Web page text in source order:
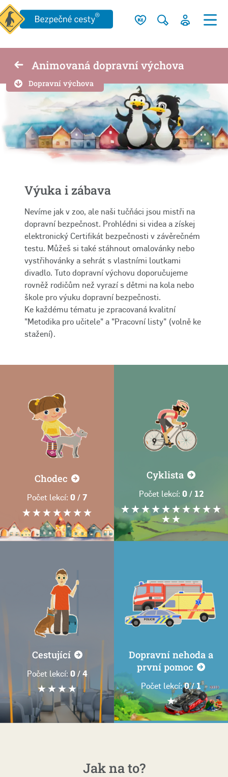
Animovaná dopravní výchova
Dopravní výchova
Výuka i zábava
Nevíme jak v zoo, ale naši tučňáci jsou mistři na
dopravní bezpečnost. Prohlédni si videa a získej
elektronický Certifikát bezpečnosti v závěrečném
testu. Můžeš si také stáhnout omalovánky nebo
vystřihovánky a sehrát s vlastními loutkami
divadlo. Tuto dopravní výchovu doporučujeme
rovněž rodičům než vyrazí s dětmi na kola nebo
škole pro výuku dopravní bezpečnosti.
Ke každému tématu je zpracovaná kvalitní
"Metodika pro učitele" a "Pracovní listy" (volně ke
stažení).
Chodec
Počet lekcí: 0 / 7
Cyklista
Počet lekcí: 0 / 12
Cestující
Počet lekcí: 0 / 4
Dopravní nehoda a
první pomoc
Počet lekcí: 0 / 1
Jak na to?